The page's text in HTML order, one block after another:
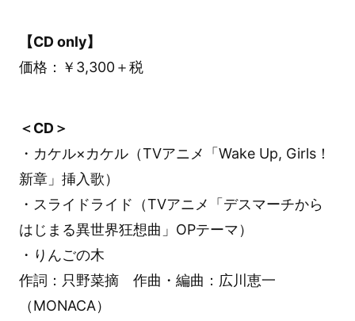
【CD only】
価格：￥3,300＋税
＜CD＞
・カケル×カケル（TVアニメ「Wake Up, Girls！
新章」挿入歌）
・スライドライド（TVアニメ「デスマーチから
はじまる異世界狂想曲」OPテーマ）
・りんごの木
作詞：只野菜摘 作曲・編曲：広川恵一
（MONACA）